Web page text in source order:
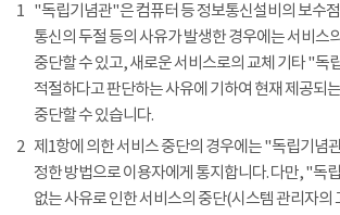
1 "독립기념관"은 컴퓨터 등 정보통신설비의 보수점
통신의 두절 등의 사유가 발생한 경우에는 서비스
중단할 수 있고, 새로운 서비스로의 교체 기타 "독
적절하다고 판단하는 사유에 기하여 현재 제공되
중단할 수 있습니다.
2 제1항에 의한 서비스 중단의 경우에는 "독립기념
정한 방법으로 이용자에게 통지합니다. 다만, "독
없는 사유로 인한 서비스의 중단(시스템 관리자의